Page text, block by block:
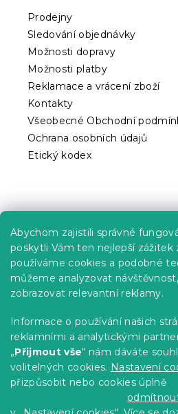
Abychom zajistili správné
poskytli Vám ten nejlepší zážitek
používáme cookies a podobné
můžeme analyzovat
zobrazovat relevantní reklamy.
Informace o používání našich
reklamními a analytickými
„Přijmout vše“ nám dáváte
volitelných cookies. Nastavení
přizpůsobit nebo cookies úplně
ý
i
s
Prodejny
Sledování objednávky
Možnosti dopravy
Možnosti platby
Reklamace a vrácení zboží
Kontakty
Všeobecné Obchodní
Ochrana osobních údajů
Etický kodex
Kariéra
Poptávky a B2B spolupráce
Proč se u nás registrovat?
Věrnostní program - Sleva až
Návody
Tabulky velikostí
Blog